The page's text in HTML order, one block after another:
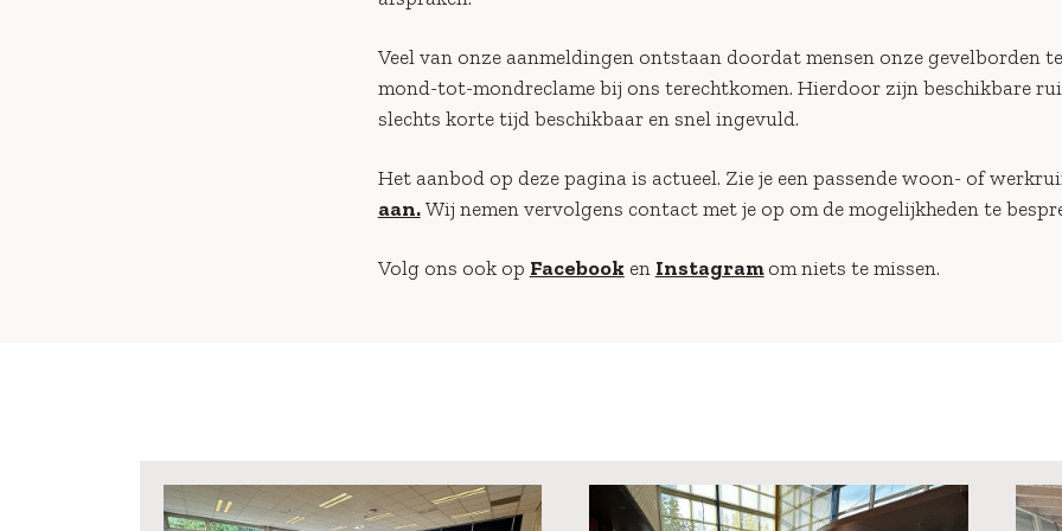
Veel van onze aanmeldingen ontstaan doordat mensen onze gevelborden
mond-tot-mondreclame bij ons terechtkomen. Hierdoor zijn beschikbare
slechts korte tijd beschikbaar en snel ingevuld.
Het aanbod op deze pagina is actueel. Zie je een passende woon- of
aan.Wij nemen vervolgens contact met je op om de mogelijkheden te
Volg ons ook op Facebook en Instagramom niets te missen.